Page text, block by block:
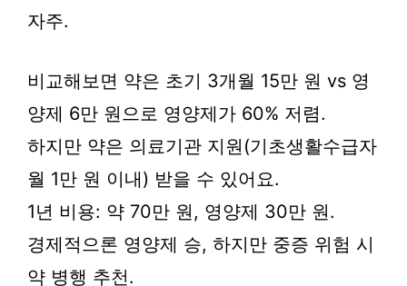
자주.
비교해보면 약은 초기 3개월 15만 원 vs 영
양제 6만 원으로 영양제가 60% 저렴.
하지만 약은 의료기관 지원(기초생활수급자
월 1만 원 이내) 받을 수 있어요.
1년 비용: 약 70만 원, 영양제 30만 원.
경제적으론 영양제 승, 하지만 중증 위험 시
약 병행 추천.